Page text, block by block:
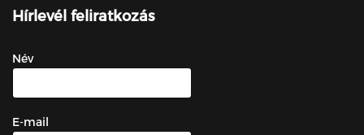
Hírlevél feliratkozás
Név
E-mail